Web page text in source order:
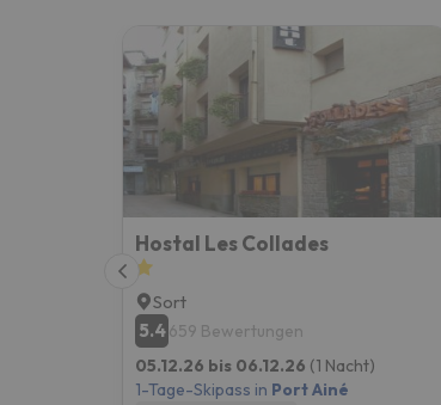
Hostal Les Collades
Sort
5.4659 Bewertungen
05.12.26 bis 06.12.26 (1 Nacht)
1-Tage-Skipass in Port Ainé